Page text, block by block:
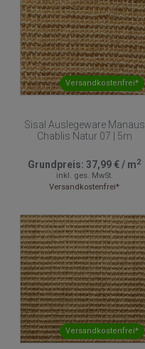
Versandkostenfrei*
Sisal Auslegeware Manaus
Chablis Natur 07 | 5m
Grundpreis: 37,99 €/ m2
inkl. ges. MwSt.
Versandkostenfrei*
Versandkostenfrei*